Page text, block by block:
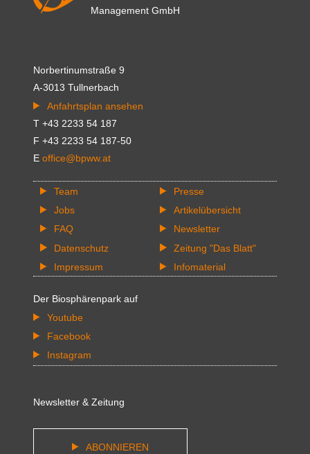
Management GmbH
Norbertinumstraße 9
A-3013 Tullnerbach
Anfahrtsplan ansehen
T +43 2233 54 187
F +43 2233 54 187-50
E office@bpww.at
Team
Jobs
FAQ
Datenschutz
Impressum
Presse
Artikelübersicht
Newsletter
Zeitung "Das Blatt"
Infomaterial
Der Biosphärenpark auf
Youtube
Facebook
Instagram
Newsletter & Zeitung
ABONNIEREN